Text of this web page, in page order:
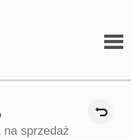
na sprzedaż